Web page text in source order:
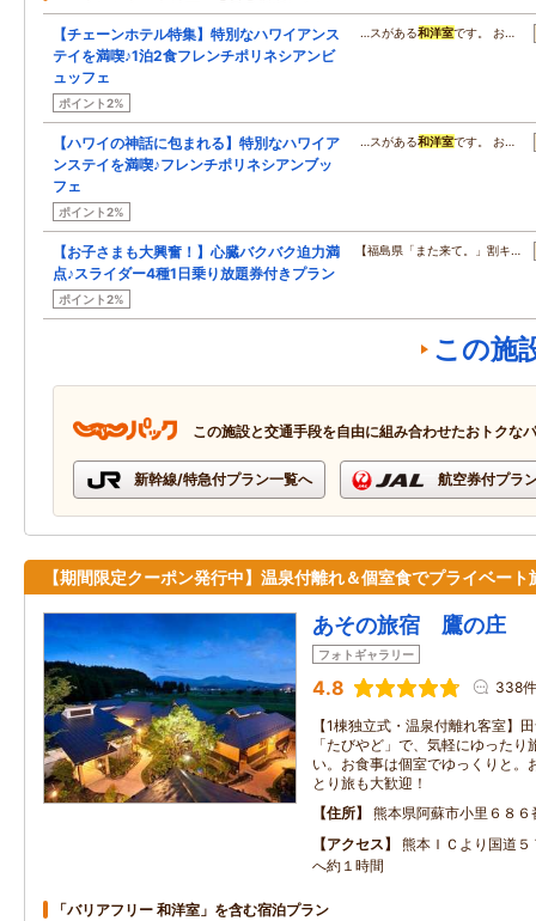
【チェーンホテル特集】特別なハワイアンス
テイを満喫♪1泊2食フレンチポリネシアンビ
ュッフェ
ポイント2%
…スがある和洋室です。 お…
【ハワイの神話に包まれる】特別なハワイア
ンステイを満喫♪フレンチポリネシアンブッ
フェ
ポイント2%
…スがある和洋室です。 お…
【お子さまも大興奮！】心臓バクバク迫力満
点♪スライダー4種1日乗り放題券付きプラン
ポイント2%
【福島県「また来て。」割キ…
この施
この施設と交通手段を自由に組み合わせたおトクな
新幹線/特急付プラン一覧へ 航空券付プラ
【期間限定クーポン発行中】温泉付離れ＆個室食でプライベート
あその旅宿 鷹の庄
フォトギャラリー
4.8 338件
【1棟独立式・温泉付離れ客室】
「たびやど」で、気軽にゆった
い。お食事は個室でゆっくりと。
とり旅も大歓迎！
住所
熊本県阿蘇市小里６８６
アクセス
熊本ＩＣより国道
へ約１時間
「バリアフリー 和洋室」を含む宿泊プラン